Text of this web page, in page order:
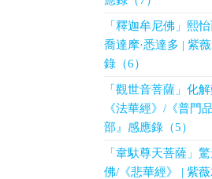
「釋迦牟尼佛」熙
喬達摩·悉達多 | 紫
錄（6）
「觀世音菩薩」化
《法華經》/《普門
部』感應錄（5）
「韋馱尊天菩薩」
佛/《悲華經》 | 紫